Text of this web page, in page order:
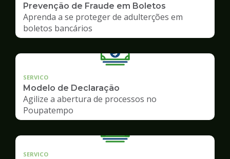
Prevenção de Fraude em Boletos
Aprenda a se proteger de adulterções em
boletos bancários
SERVICO
Modelo de Declaração
Agilize a abertura de processos no
Poupatempo
SERVICO